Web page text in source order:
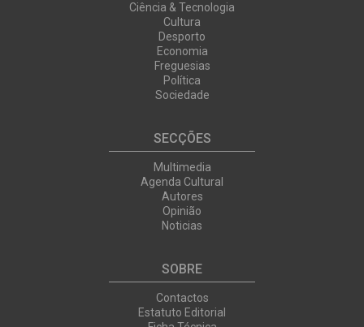
Ciência & Tecnologia
Cultura
Desporto
Economia
Freguesias
Política
Sociedade
SECÇÕES
Multimedia
Agenda Cultural
Autores
Opinião
Noticias
SOBRE
Contactos
Estatuto Editorial